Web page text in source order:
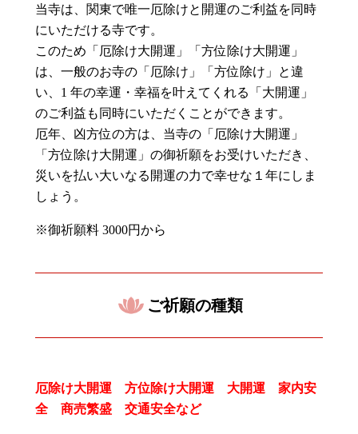
当寺は、関東で唯一厄除けと開運のご利益を同時
にいただける寺です。
このため「厄除け大開運」「方位除け大開運」
は、一般のお寺の「厄除け」「方位除け」と違
い、1 年の幸運・幸福を叶えてくれる「大開運」
のご利益も同時にいただくことができます。
厄年、凶方位の方は、当寺の「厄除け大開運」
「方位除け大開運」の御祈願をお受けいただき、
災いを払い大いなる開運の力で幸せな１年にしま
しょう。
※御祈願料 3000円から
ご祈願の種類
厄除け大開運 方位除け大開運 大開運 家内安
全 商売繁盛 交通安全など